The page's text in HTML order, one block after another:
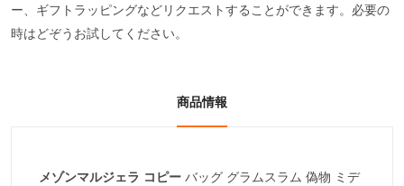
ー、ギフトラッピングなどリクエストすることができます。必要の
時はどぞうお試してください。
商品情報
メゾンマルジェラ コピー バッグ グラムスラム 偽物 ミデ